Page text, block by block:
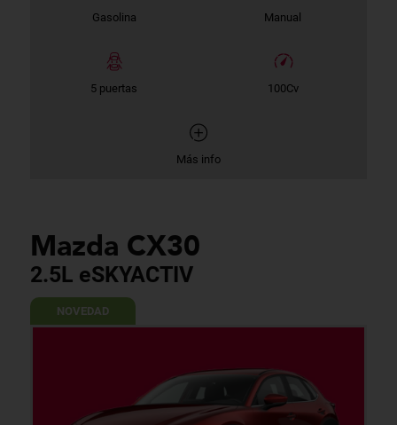
Gasolina Manual
5 puertas 100Cv
Más info
Mazda CX30
2.5L eSKYACTIV
NOVEDAD